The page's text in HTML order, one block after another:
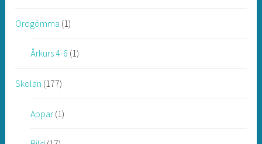
Ordgömma (1)
Årkurs 4-6 (1)
Skolan (177)
Appar(1)